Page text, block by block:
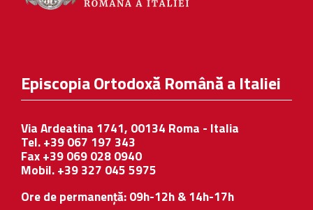
Episcopia Ortodoxă Română a Italiei
Via Ardeatina 1741, 00134 Roma - Italia
Tel. +39 067 197 343
Fax +39 069 028 0940
Mobil. +39 327 045 5975
Ore de permanență: 09h-12h & 14h-17h